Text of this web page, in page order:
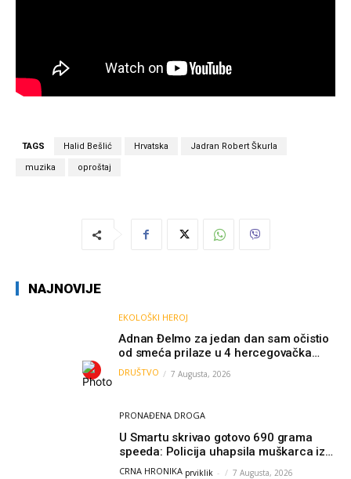
TAGS Halid Bešlić Hrvatska Jadran Robert Škurla
muzika oproštaj
NAJNOVIJE
EKOLOŠKI HEROJ
Adnan Đelmo za jedan dan sam očistio
od smeća prilaze u 4 hercegovačka
grada: “Danas nisam čistio samo smeće,
čistio sam sliku o nama”
DRUŠTVO 7 Augusta, 2026
PRONAĐENA DROGA
U Smartu skrivao gotovo 690 grama
speeda: Policija uhapsila muškarca iz
Hercegovine
CRNA HRONIKA prviklik - 7 Augusta, 2026